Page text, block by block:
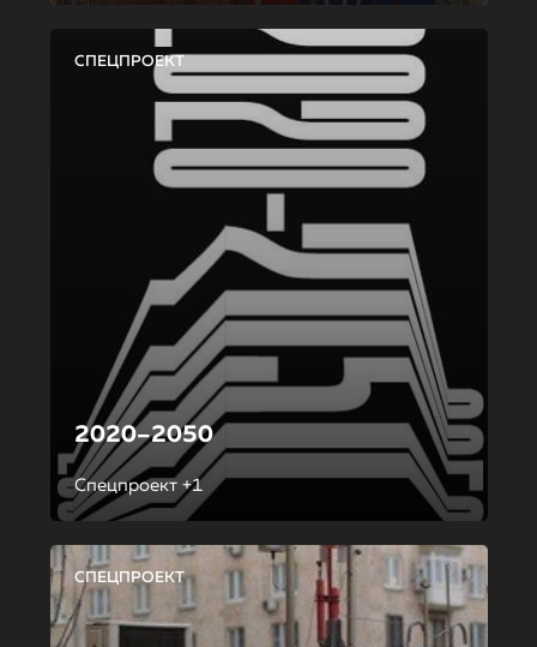
СПЕЦПРОЕКТ
2020–2050
Спецпроект +1
СПЕЦПРОЕКТ